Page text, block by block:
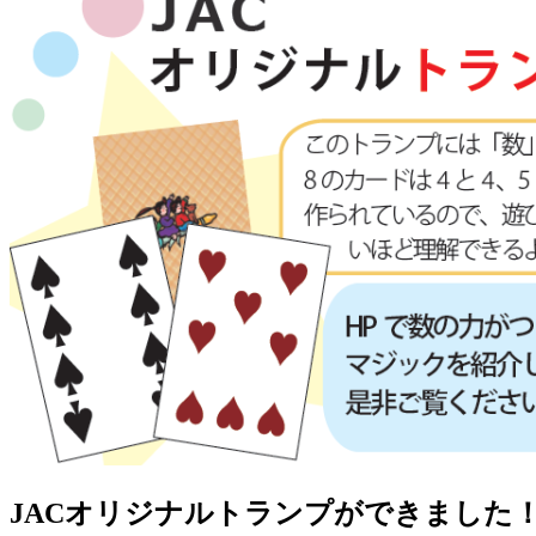
JACオリジナルトランプができました